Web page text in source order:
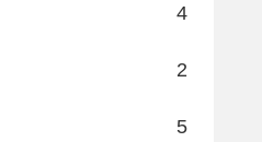
4
2
5